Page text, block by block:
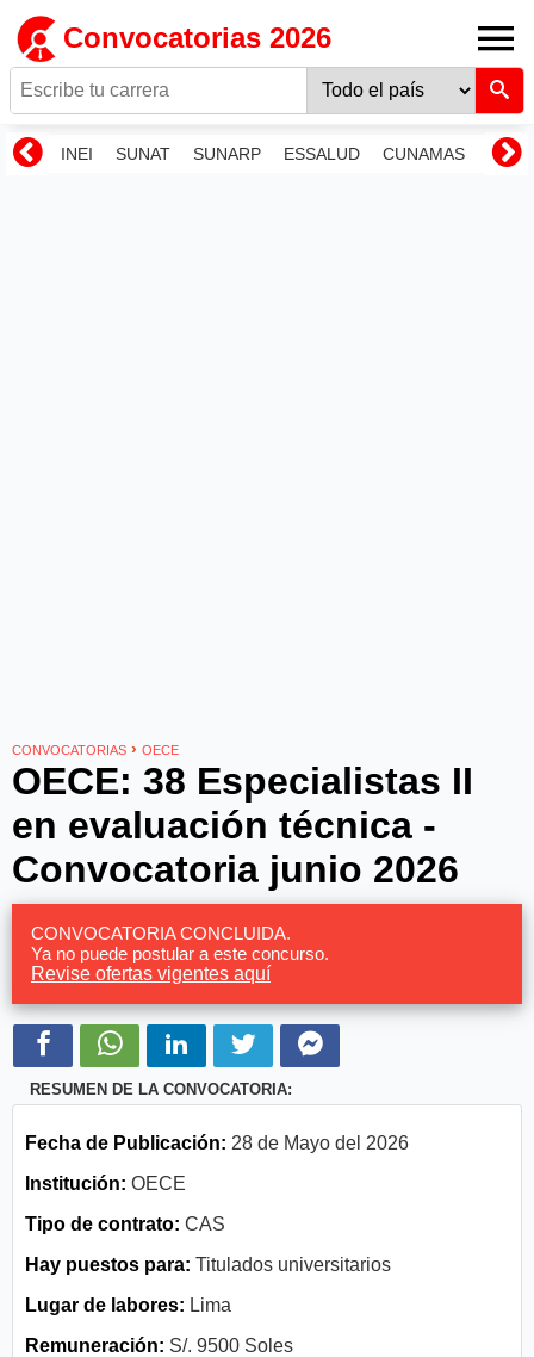
Convocatorias 2026
INEI SUNAT SUNARP ESSALUD CUNAMAS
CONVOCATORIAS › OECE
OECE: 38 Especialistas II
en evaluación técnica -
Convocatoria junio 2026
CONVOCATORIA CONCLUIDA.
Ya no puede postular a este concurso.
Revise ofertas vigentes aquí
RESUMEN DE LA CONVOCATORIA:
Fecha de Publicación: 28 de Mayo del 2026
Institución: OECE
Tipo de contrato: CAS
Hay puestos para: Titulados universitarios
Lugar de labores: Lima
Remuneración: S/. 9500 Soles